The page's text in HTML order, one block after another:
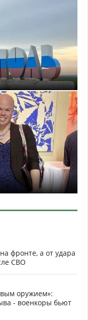
фронте, а от удара
СВО
оружием»:
- военкоры бьют